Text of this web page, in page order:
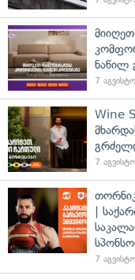
ნაწილ
7
Wine
7
|
7